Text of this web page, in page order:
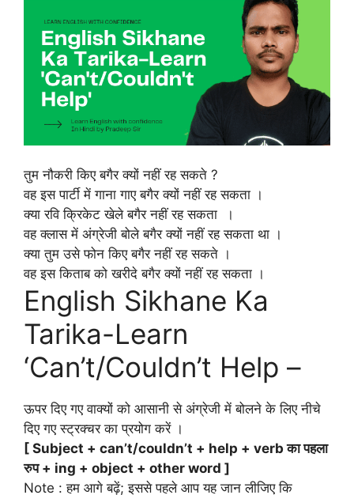
तुम नौकरी किए बगैर क्यों नहीं रह सकते ?
वह इस पार्टी में गाना गाए बगैर क्यों नहीं रह सकता ।
क्या रवि क्रिकेट खेले बगैर नहीं रह सकता ।
वह क्लास में अंग्रेजी बोले बगैर क्यों नहीं रह सकता था ।
क्या तुम उसे फोन किए बगैर नहीं रह सकते ।
वह इस किताब को खरीदे बगैर क्यों नहीं रह सकता ।
English Sikhane Ka
Tarika-Learn
‘Can’t/Couldn’t Help –
ऊपर दिए गए वाक्यों को आसानी से अंग्रेजी में बोलने के लिए नीचे
दिए गए स्ट्रक्चर का प्रयोग करें ।
[ Subject + can’t/couldn’t + help + verb का पहला
रुप + ing + object + other word ]
Note : हम आगे बढ़ें; इससे पहले आप यह जान लीजिए कि